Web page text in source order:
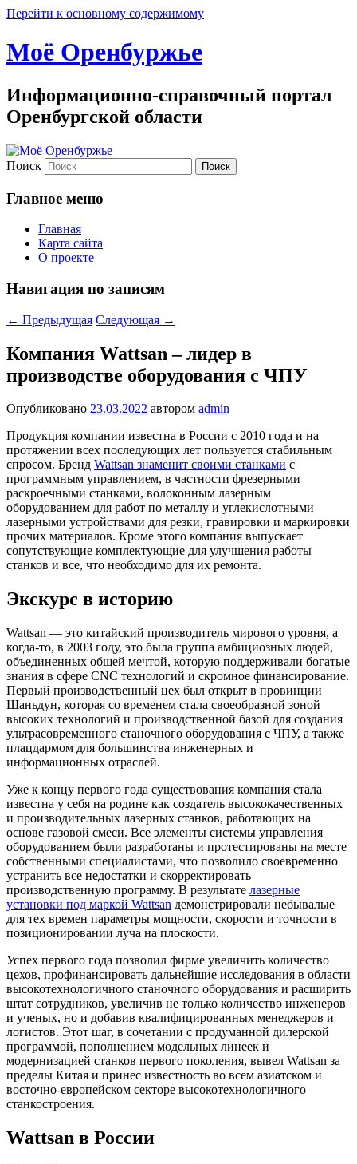
Перейти к основному содержимому
Моё Оренбуржье
Информационно-справочный портал
Оренбургской области
Поиск
Главное меню
Главная
Карта сайта
О проекте
Навигация по записям
← Предыдущая Следующая →
Компания Wattsan – лидер в
производстве оборудования с ЧПУ
Опубликовано 23.03.2022 автором admin
Продукция компании известна в России с 2010 года и на
протяжении всех последующих лет пользуется стабильным
спросом. Бренд Wattsan знаменит своими станками с
программным управлением, в частности фрезерными
раскроечными станками, волоконным лазерным
оборудованием для работ по металлу и углекислотными
лазерными устройствами для резки, гравировки и маркировки
прочих материалов. Кроме этого компания выпускает
сопутствующие комплектующие для улучшения работы
станков и все, что необходимо для их ремонта.
Экскурс в историю
Wattsan — это китайский производитель мирового уровня, а
когда-то, в 2003 году, это была группа амбициозных людей,
объединенных общей мечтой, которую поддерживали богатые
знания в сфере CNC технологий и скромное финансирование.
Первый производственный цех был открыт в провинции
Шаньдун, которая со временем стала своеобразной зоной
высоких технологий и производственной базой для создания
ультрасовременного станочного оборудования с ЧПУ, а также
плацдармом для большинства инженерных и
информационных отраслей.
Уже к концу первого года существования компания стала
известна у себя на родине как создатель высококачественных
и производительных лазерных станков, работающих на
основе газовой смеси. Все элементы системы управления
оборудованием были разработаны и протестированы на месте
собственными специалистами, что позволило своевременно
устранить все недостатки и скорректировать
производственную программу. В результате лазерные
установки под маркой Wattsan демонстрировали небывалые
для тех времен параметры мощности, скорости и точности в
позиционировании луча на плоскости.
Успех первого года позволил фирме увеличить количество
цехов, профинансировать дальнейшие исследования в области
высокотехнологичного станочного оборудования и расширить
штат сотрудников, увеличив не только количество инженеров
и ученых, но и добавив квалифицированных менеджеров и
логистов. Этот шаг, в сочетании с продуманной дилерской
программой, пополнением модельных линеек и
модернизацией станков первого поколения, вывел Wattsan за
пределы Китая и принес известность во всем азиатском и
восточно-европейском секторе высокотехнологичного
станкостроения.
Wattsan в России